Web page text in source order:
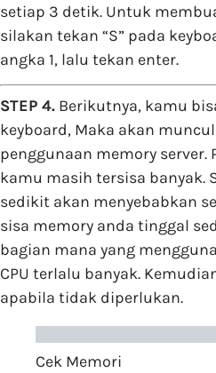
setiap 3 detik. Untuk
silakan tekan “S” pada
angka 1, lalu tekan enter.
STEP 4. Berikutnya, kamu
keyboard, Maka akan
penggunaan memory server.
kamu masih tersisa banyak.
sedikit akan menyebabkan
sisa memory anda tinggal
bagian mana yang
CPU terlalu banyak.
apabila tidak diperlukan.
Cek Memori